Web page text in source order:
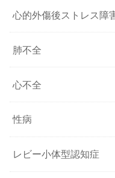
心的外傷後ストレス障
肺不全
心不全
性病
レビー小体型認知症